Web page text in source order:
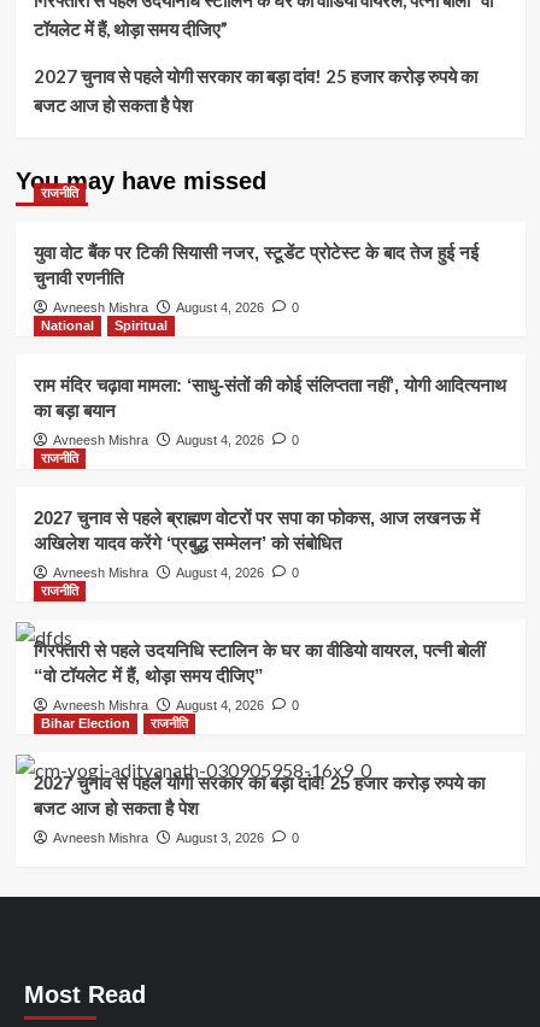
टॉयलेट में हैं, थोड़ा समय दीजिए”
2027 चुनाव से पहले योगी सरकार का बड़ा दांव! 25 हजार करोड़ रुपये का
बजट आज हो सकता है पेश
You may have missed
राजनीति
युवा वोट बैंक पर टिकी सियासी नजर, स्टूडेंट प्रोटेस्ट के बाद तेज हुई नई
चुनावी रणनीति
Avneesh Mishra August 4, 2026
0
National
Spiritual
राम मंदिर चढ़ावा मामला: ‘साधु-संतों की कोई संलिप्तता नहीं’, योगी आदित्यनाथ
का बड़ा बयान
Avneesh Mishra August 4, 2026
0
राजनीति
2027 चुनाव से पहले ब्राह्मण वोटरों पर सपा का फोकस, आज लखनऊ में
अखिलेश यादव करेंगे ‘प्रबुद्ध सम्मेलन’ को संबोधित
Avneesh Mishra August 4, 2026
0
राजनीति
गिरफ्तारी से पहले उदयनिधि स्टालिन के घर का वीडियो वायरल, पत्नी बोलीं
“वो टॉयलेट में हैं, थोड़ा समय दीजिए”
Avneesh Mishra August 4, 2026
0
Bihar Election
राजनीति
2027 चुनाव से पहले योगी सरकार का बड़ा दांव! 25 हजार करोड़ रुपये का
बजट आज हो सकता है पेश
Avneesh Mishra August 3, 2026 0
Most Read